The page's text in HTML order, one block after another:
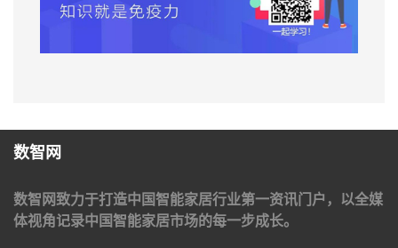
数智网
数智网致力于打造中国智能家居行业第一资讯门户，以全媒
体视角记录中国智能家居市场的每一步成长。